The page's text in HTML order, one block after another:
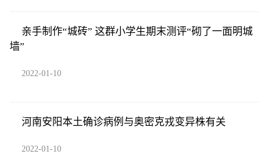
亲手制作“城砖” 这群小学生期末测评“砌了一面明城
墙”
2022-01-10
河南安阳本土确诊病例与奥密克戎变异株有关
2022-01-10